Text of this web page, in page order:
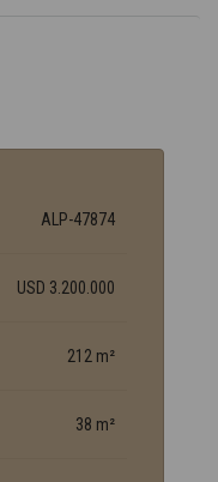
ALP-47874
USD 3.200.000
212 m²
38 m²